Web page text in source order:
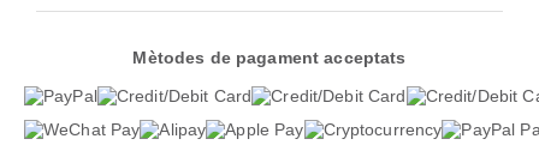
Mètodes de pagament acceptats